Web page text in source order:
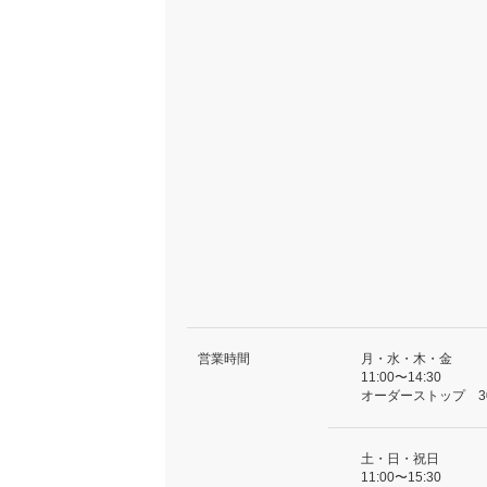
営業時間
月・水・木・金
11:00〜14:30
オーダーストップ
土・日・祝日
11:00〜15:30